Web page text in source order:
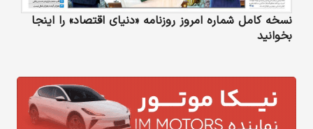
نسخه کامل شماره امروز روزنامه «دنیای‌ اقتصاد» را اینجا
بخوانید